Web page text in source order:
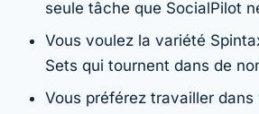
seule tâche que SocialPilot
Vous voulez la variété
Sets qui tournent dans de
Vous préférez travailler dans